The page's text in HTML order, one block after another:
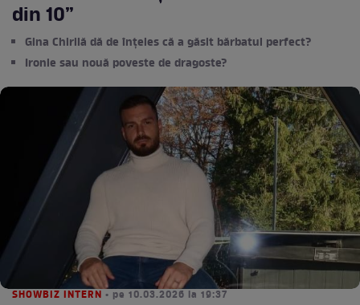
din 10”
Gina Chirilă dă de înțeles că a găsit bărbatul perfect?
Ironie sau nouă poveste de dragoste?
SHOWBIZ INTERN • pe 10.03.2026 la 19:37